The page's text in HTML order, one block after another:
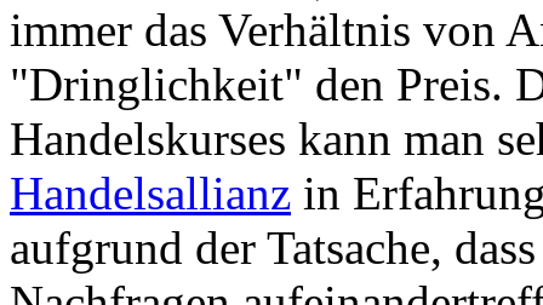
immer das Verhältnis von
"Dringlichkeit" den Preis.
Handelskurses kann man
Handelsallianz in
aufgrund der Tatsache,